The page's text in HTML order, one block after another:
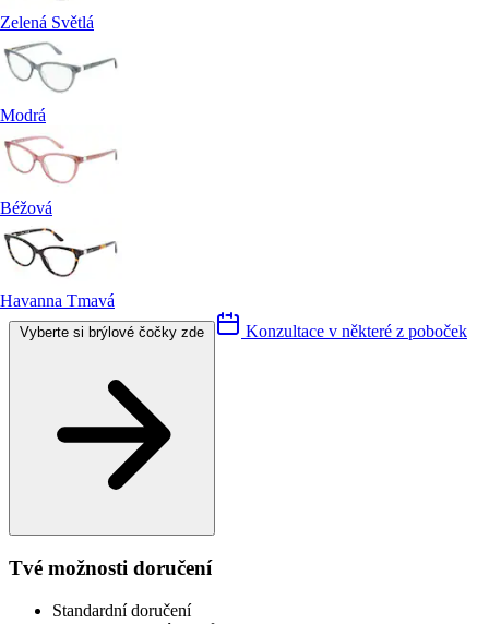
Zelená Světlá
Modrá
Béžová
Havanna Tmavá
Konzultace v některé z poboček
Tvé možnosti doručení
Standardní doručení